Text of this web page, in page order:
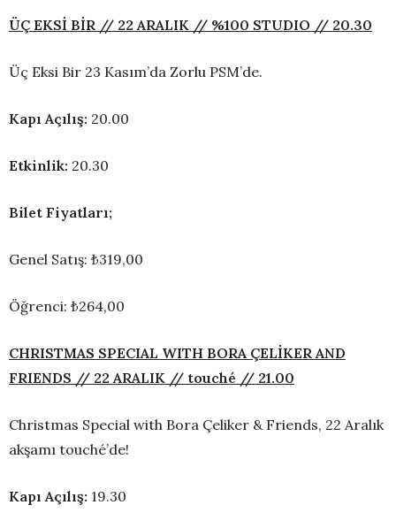
ÜÇ EKSİ BİR // 22 ARALIK // %100 STUDIO // 20.30
Üç Eksi Bir 23 Kasım’da Zorlu PSM’de.
Kapı Açılış: 20.00
Etkinlik: 20.30
Bilet Fiyatları;
Genel Satış: ₺319,00
Öğrenci: ₺264,00
CHRISTMAS SPECIAL WITH BORA ÇELİKER AND
FRIENDS // 22 ARALIK // touché // 21.00
Christmas Special with Bora Çeliker & Friends, 22 Aralık
akşamı touché’de!
Kapı Açılış: 19.30